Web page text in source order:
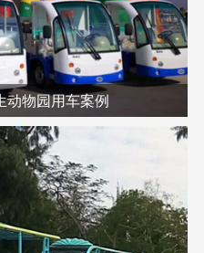
动物园用车案例